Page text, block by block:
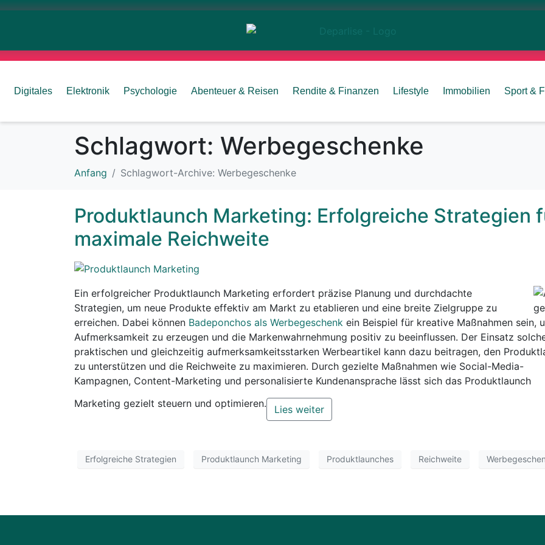
Digitales Elektronik Psychologie Abenteuer & Reisen Rendite & Finanzen Lifestyle Immobilien Sport &
Schlagwort: Werbegeschenke
Anfang Schlagwort-Archive: Werbegeschenke
Produktlaunch Marketing: Erfolgreiche Strategien
maximale Reichweite
Ein erfolgreicher Produktlaunch Marketing erfordert präzise Planung und durchdachte
Strategien, um neue Produkte effektiv am Markt zu etablieren und eine breite Zielgruppe zu
erreichen. Dabei können Badeponchos als Werbegeschenk ein Beispiel für kreative Maßnahmen sein,
Aufmerksamkeit zu erzeugen und die Markenwahrnehmung positiv zu beeinflussen. Der Einsatz
praktischen und gleichzeitig aufmerksamkeitsstarken Werbeartikel kann dazu beitragen, den
zu unterstützen und die Reichweite zu maximieren. Durch gezielte Maßnahmen wie Social-Media-
Kampagnen, Content-Marketing und personalisierte Kundenansprache lässt sich das Produktlaunch
Marketing gezielt steuern und optimieren.
Lies weiter
Erfolgreiche Strategien Produktlaunch Marketing Produktlaunches Reichweite